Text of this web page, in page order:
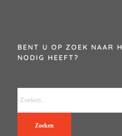
BENT U OP ZOEK NAAR
NODIG HEEFT?
Zoeken